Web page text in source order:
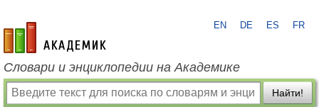
academic.ru
EN DE ES FR
Словари и энциклопедии на Академике
Найти!